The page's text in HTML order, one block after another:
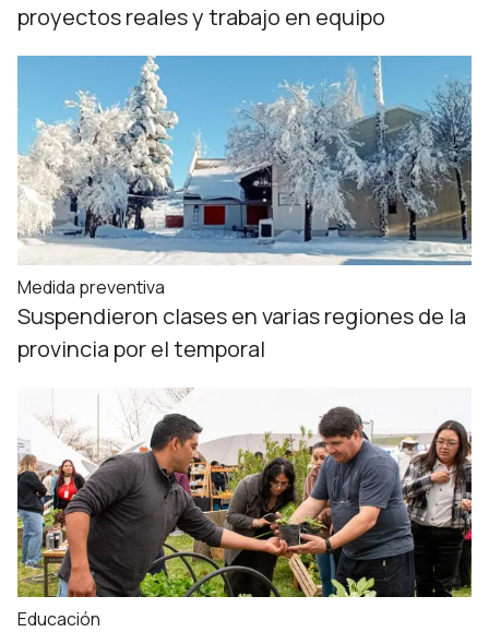
proyectos reales y trabajo en equipo
Medida preventiva
Suspendieron clases en varias regiones de la
provincia por el temporal
Educación